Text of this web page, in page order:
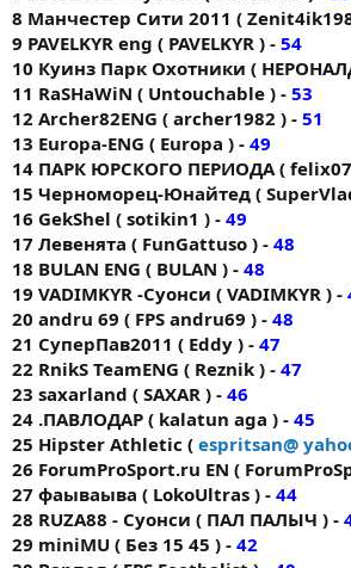
8 Манчестер Сити 2011 (
9 PAVELKYR eng ( PAVELKYR ) - 54
10 Куинз Парк Охотники (
11 RaSHaWiN ( Untouchable ) - 53
12 Archer82ENG ( archer1982 ) - 51
13 Europa-ENG ( Europa ) - 49
14 ПАРК ЮРСКОГО ПЕРИОДА (
15 Черноморец-Юнайтед (
16 GekShel ( sotikin1 ) - 49
17 Левенята ( FunGattuso ) - 48
18 BULAN ENG ( BULAN ) - 48
19 VADIMKYR -Суонси ( VADIMKYR ) -
20 andru 69 ( FPS andru69 ) - 48
21 СуперПав2011 ( Eddy ) - 47
22 RnikS TeamENG ( Reznik ) - 47
23 saxarland ( SAXAR ) - 46
24 .ПАВЛОДАР ( kalatun aga ) - 45
25 Hipster Athletic ( espritsan@
26 ForumProSport.ru EN (
27 фаываыва ( LokoUltras ) - 44
28 RUZA88 - Суонси ( ПАЛ ПАЛЫЧ ) -
29 miniMU ( Без 15 45 ) - 42